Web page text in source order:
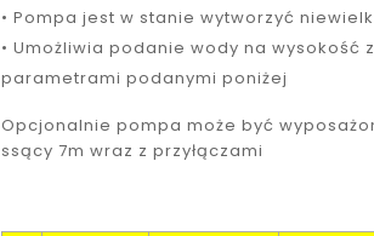
• Pompa jest w stanie wytworzyć
• Umożliwia podanie wody na wysokość
parametrami podanymi poniżej
Opcjonalnie pompa może być
ssący 7m wraz z przyłączami